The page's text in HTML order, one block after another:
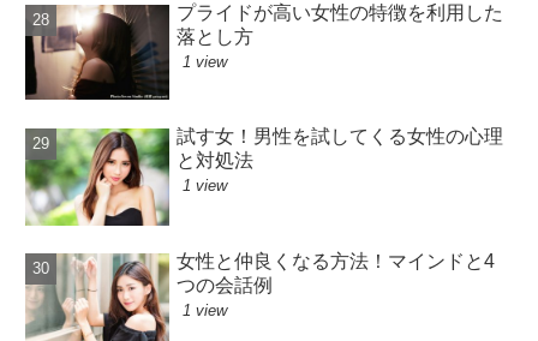
プライドが高い女性の特徴を利用した
落とし方
1 view
試す女！男性を試してくる女性の心理
と対処法
1 view
女性と仲良くなる方法！マインドと4
つの会話例
1 view